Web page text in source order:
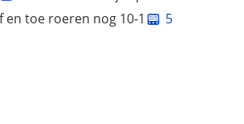
toe roeren nog 10-1
5